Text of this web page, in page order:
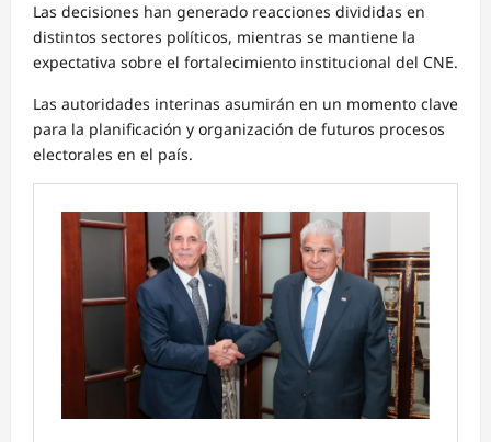
Las decisiones han generado reacciones divididas en
distintos sectores políticos, mientras se mantiene la
expectativa sobre el fortalecimiento institucional del CNE.
Las autoridades interinas asumirán en un momento clave
para la planificación y organización de futuros procesos
electorales en el país.